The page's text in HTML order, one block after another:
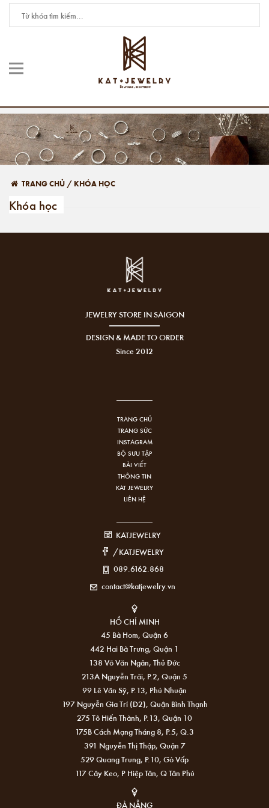
TRANG CHỦ / KHÓA HỌC
Khóa học
JEWELRY STORE IN SAIGON
DESIGN & MADE TO ORDER
Since 2012
TRANG CHỦ
TRANG SỨC
INSTAGRAM
BỘ SƯU TẬP
BÀI VIẾT
THÔNG TIN
KAT JEWELRY
LIÊN HỆ
KATJEWELRY
/KATJEWELRY
089.6162.868
contact@katjewelry.vn
HỒ CHÍ MINH
45 Bà Hom, Quận 6
442 Hai Bà Trưng, Quận 1
138 Võ Văn Ngân, Thủ Đức
213A Nguyễn Trãi, P.2, Quận 5
99 Lê Văn Sỹ, P.13, Phú Nhuận
197 Nguyễn Gia Trí (D2), Quận Bình Thạnh
275 Tô Hiến Thành, P.13, Quận 10
175B Cách Mạng Tháng 8, P.5, Q.3
391 Nguyễn Thị Thập, Quận 7
529 Quang Trung, P.10, Gò Vấp
117 Cây Keo, P Hiệp Tân, Q Tân Phú
ĐÀ NẴNG